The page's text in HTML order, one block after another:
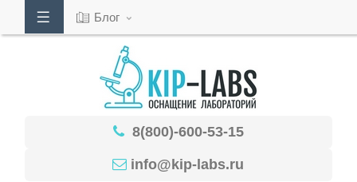
Блог
8(800)-600-53-15
info@kip-labs.ru